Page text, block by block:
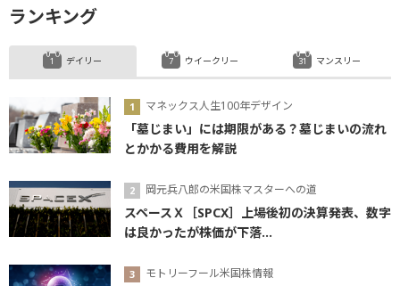
ランキング
デイリー
マネックス人生100年デザイン
「墓じまい」には期限がある？墓じまいの流れ
とかかる費用を解説
岡元兵八郎の米国株マスターへの道
スペースＸ［SPCX］上場後初の決算発表、数字
は良かったが株価が下落...
モトリーフール米国株情報
ウイークリー マンスリー